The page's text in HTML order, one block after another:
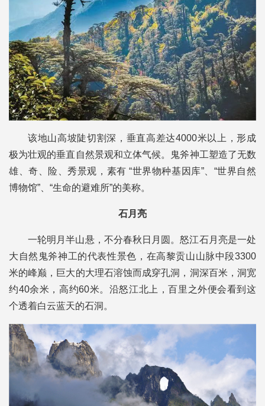
该地山高坡陡切割深，垂直高差达4000米以上，形成
极为壮观的垂直自然景观和立体气候。鬼斧神工塑造了无数
雄、奇、险、秀景观，素有 “世界物种基因库”、“世界自然
博物馆”、“生命的避难所”的美称。
石月亮
一轮明月半山悬，不分春秋日月圆。怒江石月亮是一处
大自然鬼斧神工的代表性景色，在高黎贡山山脉中段3300
米的峰巅，巨大的大理石溶蚀而成穿孔洞，洞深百米，洞宽
约40余米，高约60米。沿怒江北上，百里之外便会看到这
个透着白云蓝天的石洞。